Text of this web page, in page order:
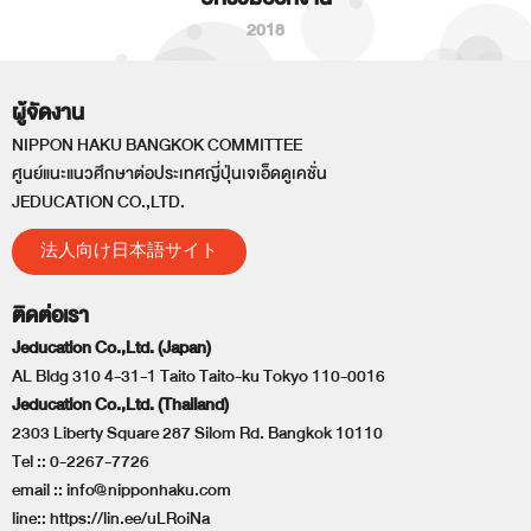
2018
ผู้จัดงาน
NIPPON HAKU BANGKOK COMMITTEE
ศูนย์แนะแนวศึกษาต่อประเทศญี่ปุ่นเจเอ็ดดูเคชั่น
JEDUCATION CO.,LTD.
法人向け日本語サイト
ติดต่อเรา
Jeducation Co.,Ltd. (Japan)
AL Bldg 310 4-31-1 Taito Taito-ku Tokyo 110-0016
Jeducation Co.,Ltd. (Thailand)
2303 Liberty Square 287 Silom Rd. Bangkok 10110
Tel ::0-2267-7726
email ::info@nipponhaku.com
line::https://lin.ee/uLRoiNa